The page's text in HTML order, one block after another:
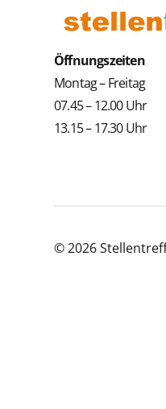
Öffnungszeiten
Montag – Freitag
07.45 – 12.00 Uhr
13.15 – 17.30 Uhr
© 2026